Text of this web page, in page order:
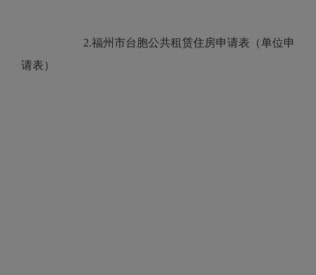
2.福州市台胞公共租赁住房申请表（单位申
请表）